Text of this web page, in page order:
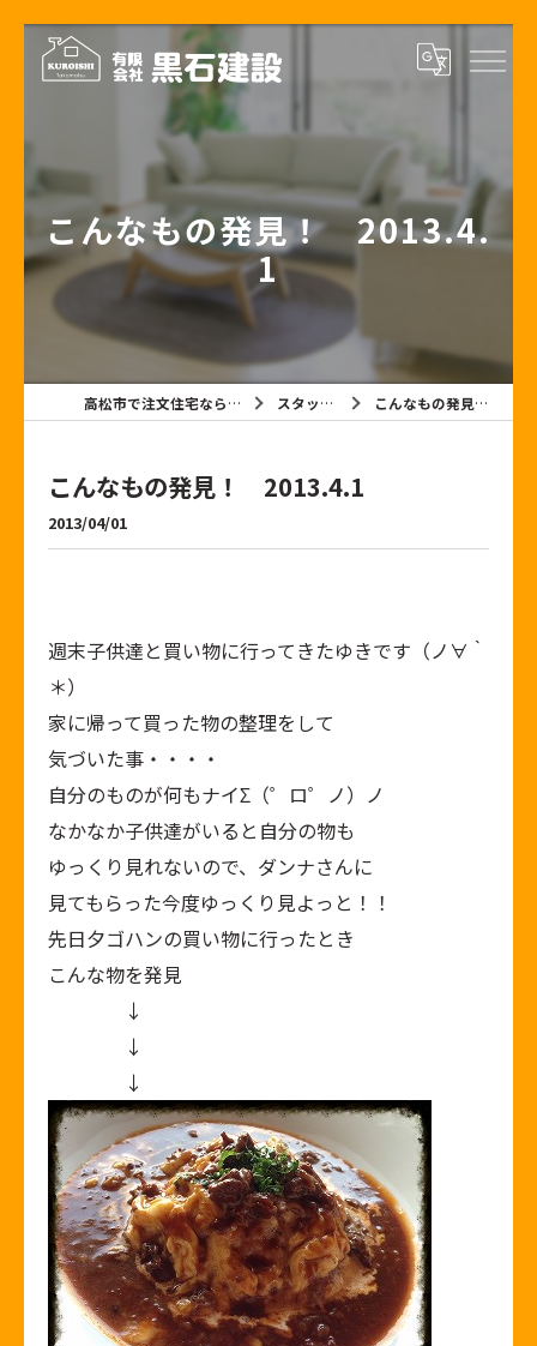
こんなもの発見！ 2013.4.
1
高松市で注文住宅なら有限会社黒石建設 スタッフブログ こんなもの発見！ 2013.4.1
こんなもの発見！ 2013.4.1
2013/04/01
週末子供達と買い物に行ってきたゆきです（ノ∀｀
＊）
家に帰って買った物の整理をして
気づいた事・・・・
自分のものが何もナイΣ（゜ロ゜ノ）ノ
なかなか子供達がいると自分の物も
ゆっくり見れないので、ダンナさんに
見てもらった今度ゆっくり見よっと！！
先日夕ゴハンの買い物に行ったとき
こんな物を発見
↓
↓
↓